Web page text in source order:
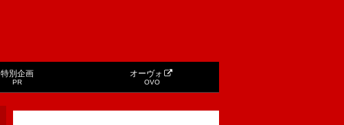
特別企画
PR
オーヴォ
OVO